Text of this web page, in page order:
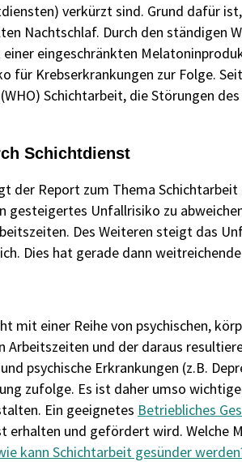
verkürzt sind. Grund dafür
Nachtschlaf. Durch den ständigen
eingeschränkten
für Krebserkrankungen zur Folge.
Schichtarbeit, die Störungen
Schichtdienst
der Report zum Thema
gesteigertes Unfallrisiko zu
Des Weiteren steigt das
Dies hat gerade dann
mit einer Reihe von psychischen,
Arbeitszeiten und der daraus
psychische Erkrankungen (z.B.
zufolge. Es ist daher umso
Ein geeignetes Betriebliches
erhalten und gefördert wird. Welche
kann Schichtarbeit gesünder